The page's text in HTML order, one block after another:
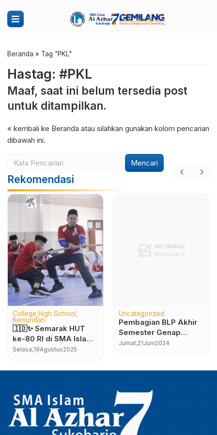
Beranda » Tag "PKL"
Hastag: #PKL
Maaf, saat ini belum tersedia post
untuk ditampilkan.
« kembali ke Beranda atau silahkan gunakan kolom pencarian
dibawah ini.
Mencari
Rekomendasi
College High School
Kemuridan
🇮🇩✨ Semarak HUT
ke-80 RI di SMA Islam
Al Azhar 7 Solo Baru ✨
Selasa,19Agustus2025
Uncategorized
Pembagian BLP Akhir
Semester Genap
Tahun Ajaran 2023-
Jumat,21Juni2024